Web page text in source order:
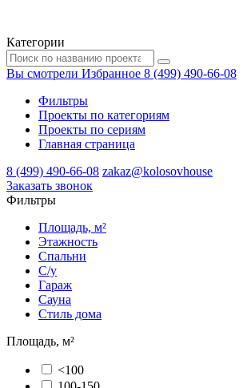
Категории
Вы смотрели Избранное 8 (499) 490-66-08
Фильтры
Проекты по категориям
Проекты по сериям
Главная страница
8 (499) 490-66-08 zakaz@kolosovhouse
3аказать звонок
Фильтры
Площадь, м²
Этажность
Спальни
С/у
Гараж
Сауна
Стиль дома
Площадь, м²
<100